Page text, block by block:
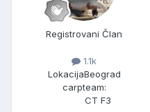
Registrovani Član
1.1k
LokacijaBeograd
carpteam:
CT F3